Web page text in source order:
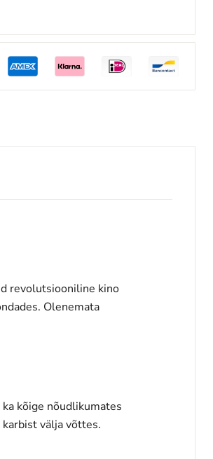
revolutsiooniline kino
Olenemata
kõige nõudlikumates
välja võttes.